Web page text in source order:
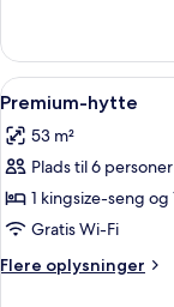
hytte
Indlæs
alle
billeder
af
Premium-
hytte
8
Premium-hytte
53 m²
Plads til 6 personer
1 kingsize-seng
Gratis Wi-Fi
Flere oplysninger
Flere